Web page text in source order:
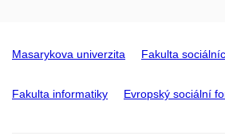
Masarykova univerzita Fakulta
Fakulta informatiky Evropský sociální